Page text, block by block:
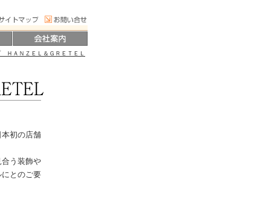
ＡＮＺＥＬ＆ＧＲＥＴＥＬ
初の店舗
う装飾や
とのご要